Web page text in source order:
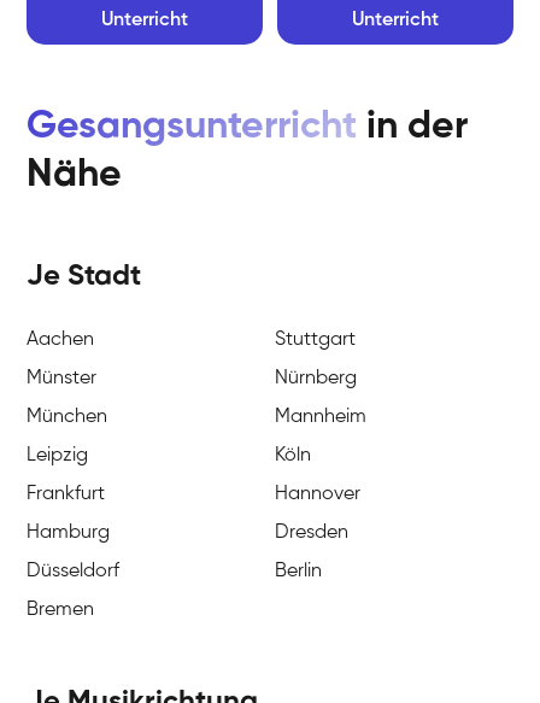
Unterricht
Unterricht
Gesangsunterricht in der
Nähe
Je Stadt
Aachen
Stuttgart
Münster
Nürnberg
München
Mannheim
Leipzig
Köln
Frankfurt
Hannover
Hamburg
Dresden
Düsseldorf
Berlin
Bremen